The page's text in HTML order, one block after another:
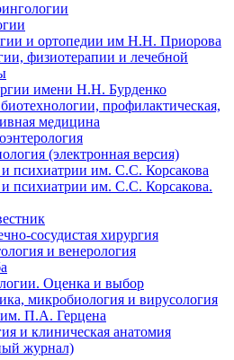
и ортопедии им Н.Н. Приорова
физиотерапии и лечебной
имени Н.Н. Бурденко
профилактическая,
медицина
(электронная версия)
психиатрии им. С.С. Корсакова
психиатрии им. С.С. Корсакова.
сосудистая хирургия
и венерология
Оценка и выбор
микробиология и вирусология
П.А. Герцена
и клиническая анатомия
журнал)